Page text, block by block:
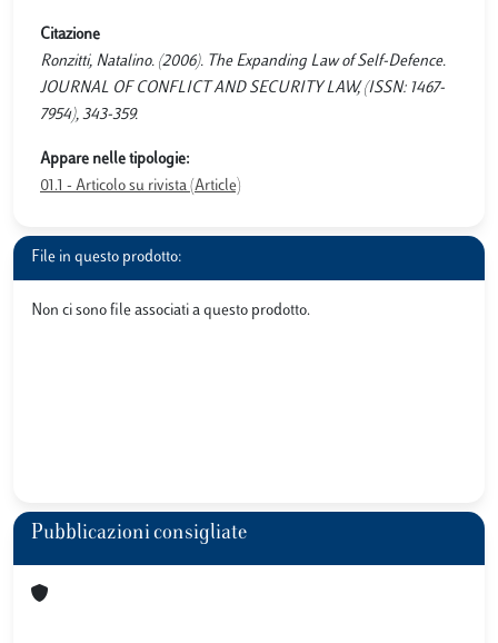
Citazione
Ronzitti, Natalino. (2006). The Expanding Law of Self-Defence.
JOURNAL OF CONFLICT AND SECURITY LAW, (ISSN: 1467-
7954), 343-359.
Appare nelle tipologie:
01.1 - Articolo su rivista (Article)
File in questo prodotto:
Non ci sono file associati a questo prodotto.
Pubblicazioni consigliate